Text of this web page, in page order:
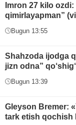
Imron 27 kilo
qimirlayapman”
Bugun 13:55
Shahzoda ijodga
jizn odna”
Bugun 13:39
Gleyson Bremer:
tark etish qochish